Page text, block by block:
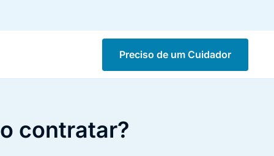
Preciso de um Cuidador
contratar?